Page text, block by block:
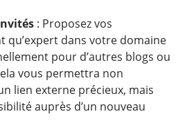
: Proposez vos
qu’expert dans votre domaine
pour d’autres blogs ou
vous permettra non
lien externe précieux, mais
auprès d’un nouveau